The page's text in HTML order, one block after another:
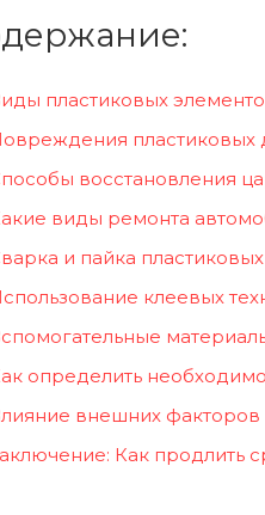
пластиковых
пластиковых
восстановления
виды ремонта
и пайка
клеевых
определить
внешних факторов
Как продлить